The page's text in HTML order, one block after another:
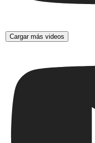
Cargar más videos